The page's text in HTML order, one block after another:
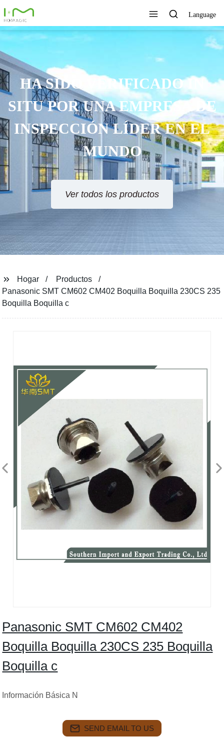
Language
HA SIDO VERIFICADO IN
SITU POR UNA EMPRESA DE
INSPECCIÓN LÍDER EN EL
MUNDO
Ver todos los productos
Hogar
Productos
Panasonic SMT CM602 CM402 Boquilla Boquilla 230CS 235
Boquilla Boquilla c
Panasonic SMT CM602 CM402
Boquilla Boquilla 230CS 235 Boquilla
Boquilla c
Información Básica N
SEND EMAIL TO US